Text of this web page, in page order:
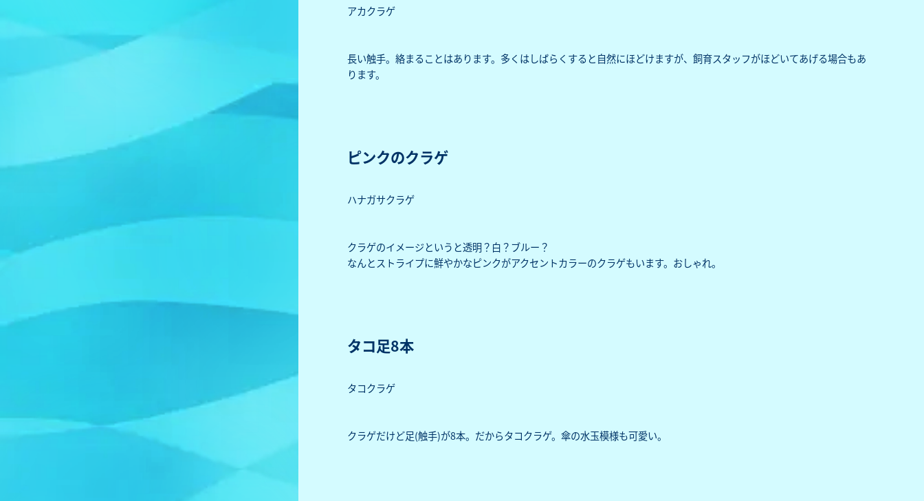
アカクラゲ
長い触手。絡まることはあります。多くはしばらくすると自然にほどけますが、飼育スタッフがほどいてあげる場合もあ
ります。
ピンクのクラゲ
ハナガサクラゲ
クラゲのイメージというと透明？白？ブルー？
なんとストライプに鮮やかなピンクがアクセントカラーのクラゲもいます。おしゃれ。
タコ足8本
タコクラゲ
クラゲだけど足(触手)が8本。だからタコクラゲ。傘の水玉模様も可愛い。